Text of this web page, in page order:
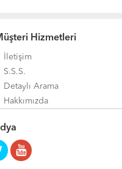
Hizmetleri
İletişim
S.S.S.
Detaylı Arama
Hakkımızda